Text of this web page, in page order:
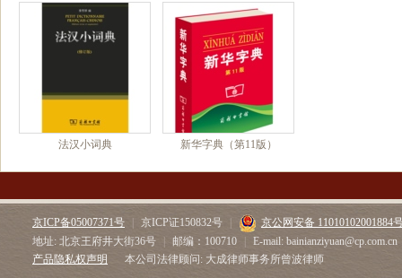
8版）
•英汉双解）
法汉小词典 新华字典（第11版）
京ICP备05007371号 京ICP证150832号
京公网安备 11010102001884
地址: 北京王府井大街36号
邮编：100710
E-mail: bainianziyuan@cp.com.cn
产品隐私权声明
本公司法律顾问: 大成律师事务所曾波律师